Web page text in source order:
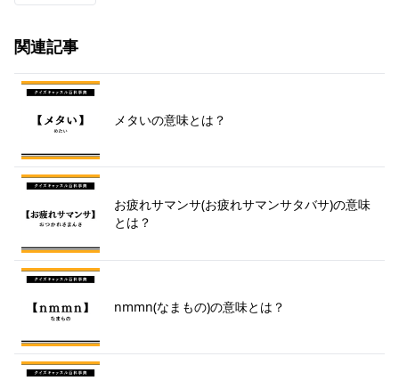
関連記事
メタいの意味とは？
お疲れサマンサ(お疲れサマンサタバサ)の意味
とは？
nmmn(なまもの)の意味とは？